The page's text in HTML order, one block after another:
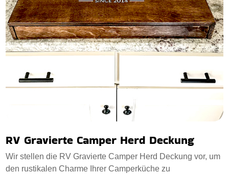
RV Gravierte Camper Herd Deckung
Wir stellen die RV Gravierte Camper Herd Deckung vor, um
den rustikalen Charme Ihrer Camperküche zu